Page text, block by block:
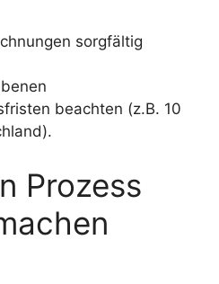
sorgfältig
beachten (z.B. 10
Prozess